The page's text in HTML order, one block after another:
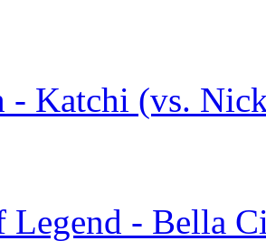
- Katchi (vs.
Legend - Bella